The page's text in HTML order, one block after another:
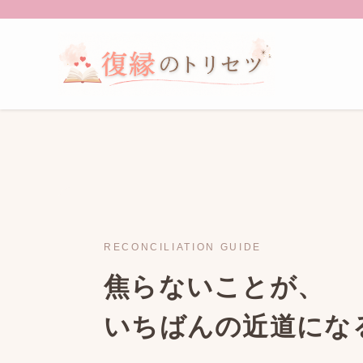
RECONCILIATION GUIDE
焦らないことが、
いちばんの近道にな